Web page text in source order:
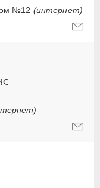
№12 (интернет)